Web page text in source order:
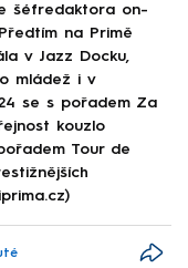
šéfredaktora on-
na Primě
v Jazz Docku,
mládež i v
se s pořadem Za
kouzlo
Tour de